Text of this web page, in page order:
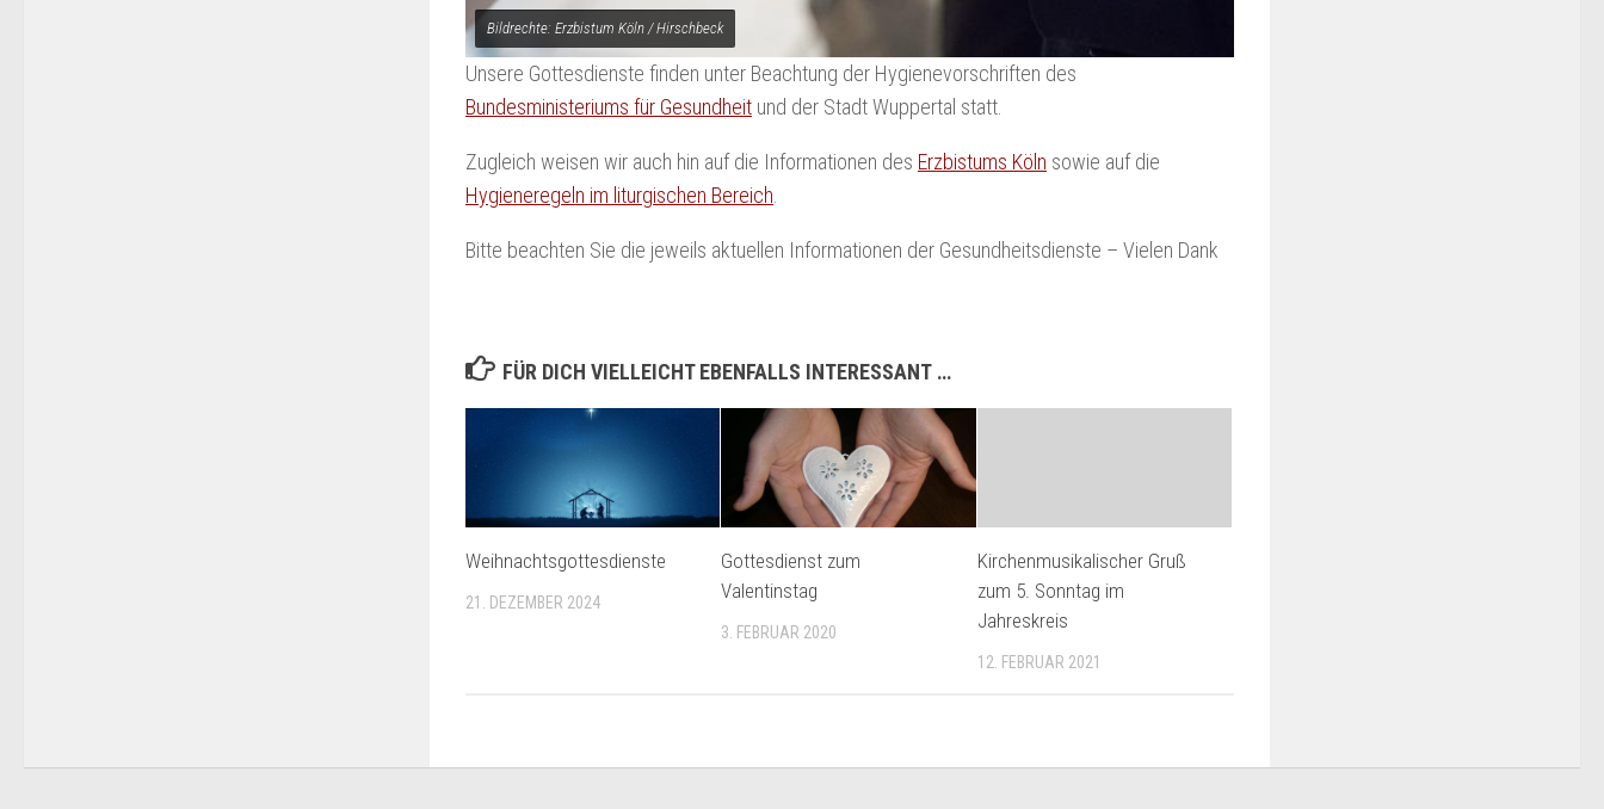
Bildrechte: Erzbistum Köln / Hirschbeck
Unsere Gottesdienste finden unter Beachtung der Hygienevorschriften des
Bundesministeriums für Gesundheit und der Stadt Wuppertal statt.
Zugleich weisen wir auch hin auf die Informationen des Erzbistums Köln sowie auf die
Hygieneregeln im liturgischen Bereich
Bitte beachten Sie die jeweils aktuellen Informationen der Gesundheitsdienste – Vielen Dank
FÜR DICH VIELLEICHT EBENFALLS INTERESSANT …
Weihnachtsgottesdienste
21. DEZEMBER 2024
Gottesdienst zum
Valentinstag
3. FEBRUAR 2020
Kirchenmusikalischer Gruß
zum 5. Sonntag im
Jahreskreis
12. FEBRUAR 2021